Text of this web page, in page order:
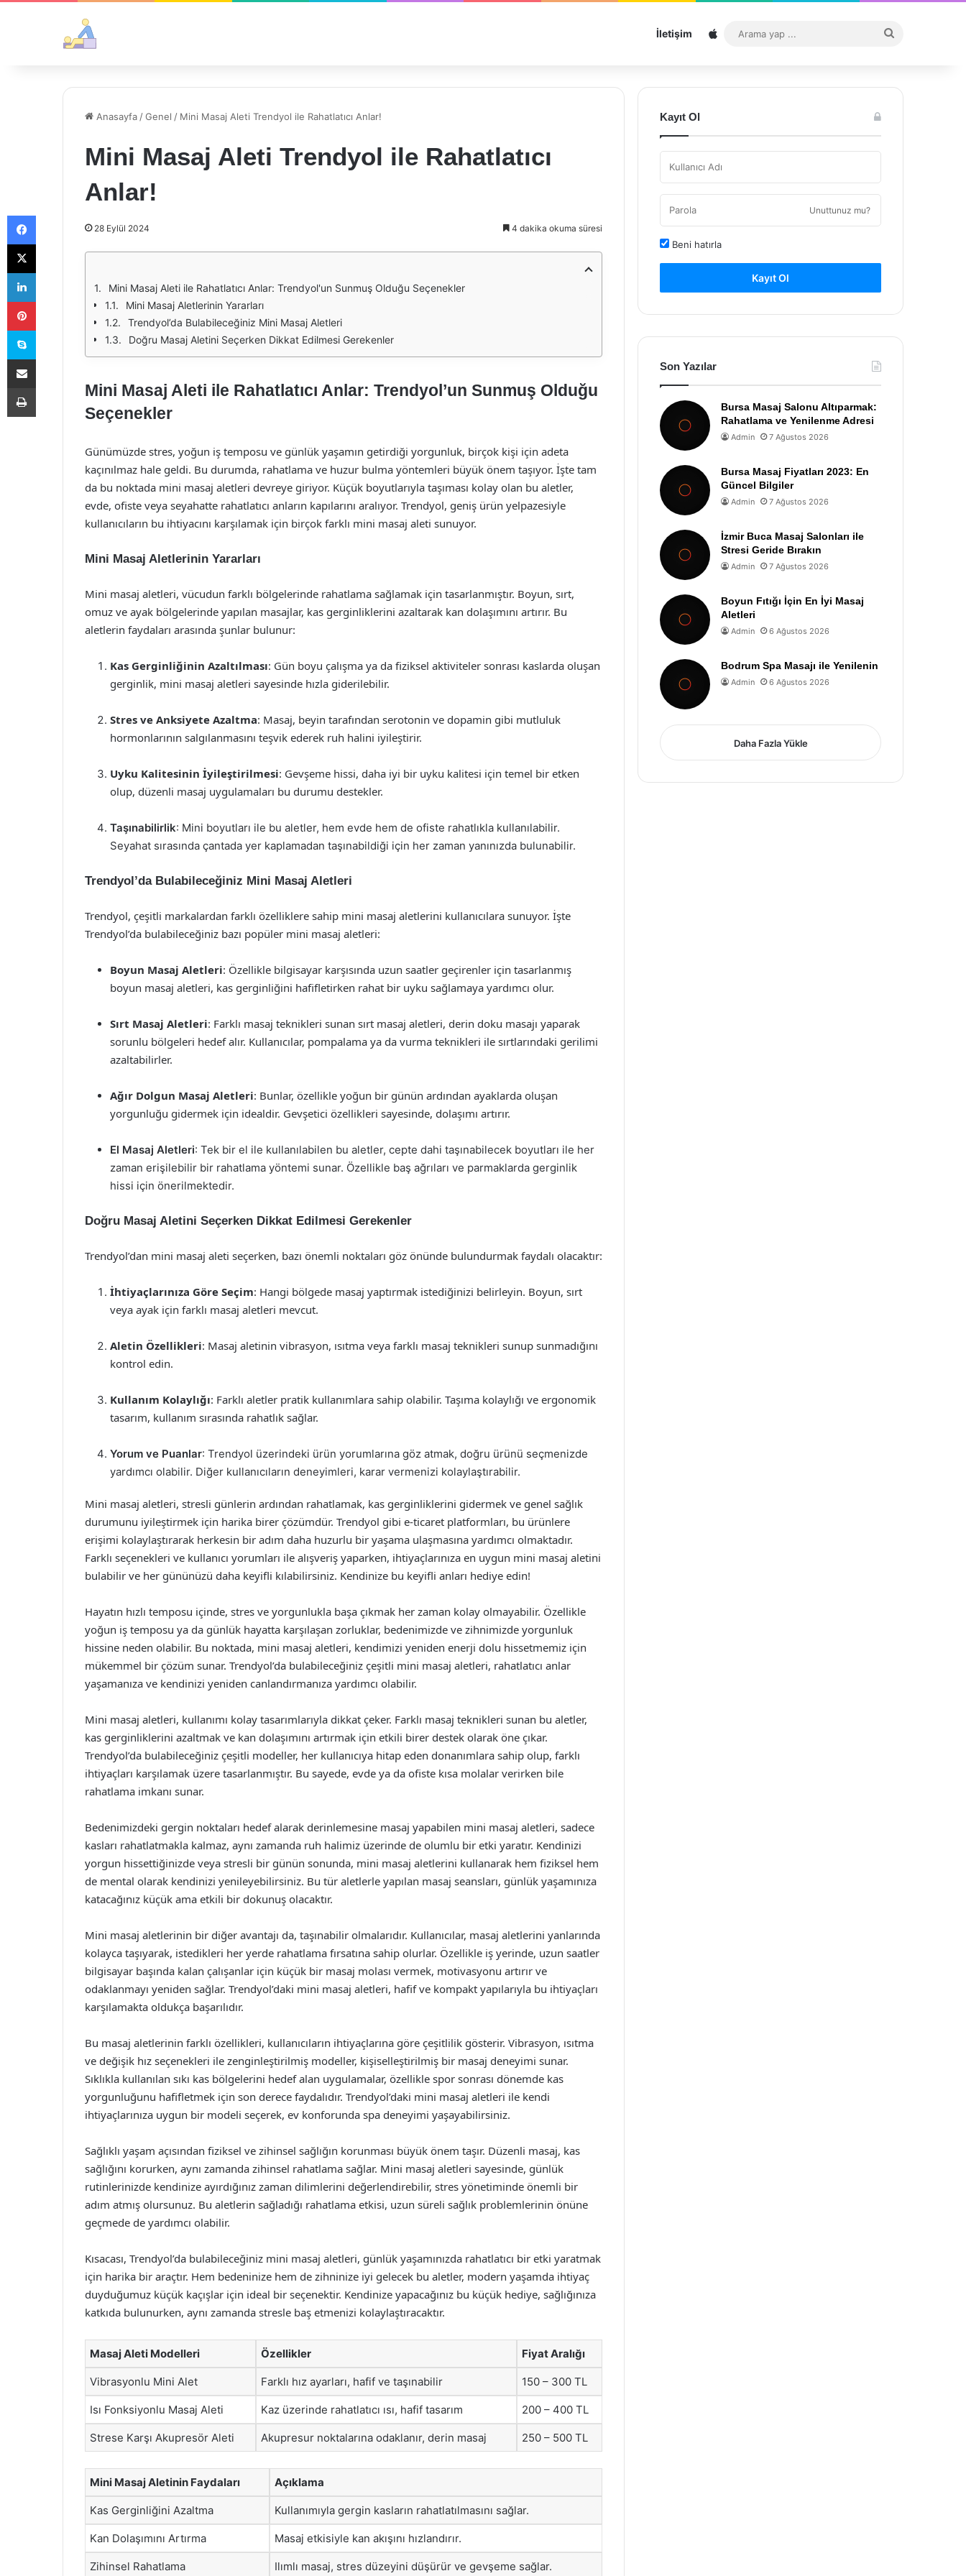
İletişim Sitemap
...
Anasayfa /Genel / Mini Masaj Aleti Trendyol ile Rahatlatıcı Anlar!
Mini Masaj Aleti Trendyol ile Rahatlatıcı
Anlar!
28 Eylül 2024 4 dakika okuma süresi
Mini Masaj Aleti ile Rahatlatıcı Anlar: Trendyol'un Sunmuş Olduğu Seçenekler
Mini Masaj Aletlerinin Yararları
Trendyol’da Bulabileceğiniz Mini Masaj Aletleri
Doğru Masaj Aletini Seçerken Dikkat Edilmesi Gerekenler
Mini Masaj Aleti ile Rahatlatıcı Anlar: Trendyol’un Sunmuş Olduğu
Seçenekler
Günümüzde stres, yoğun iş temposu ve günlük yaşamın getirdiği yorgunluk, birçok kişi için adeta
kaçınılmaz hale geldi. Bu durumda, rahatlama ve huzur bulma yöntemleri büyük önem taşıyor. İşte tam
da bu noktada mini masaj aletleri devreye giriyor. Küçük boyutlarıyla taşıması kolay olan bu aletler,
evde, ofiste veya seyahatte rahatlatıcı anların kapılarını aralıyor. Trendyol, geniş ürün yelpazesiyle
kullanıcıların bu ihtiyacını karşılamak için birçok farklı mini masaj aleti sunuyor.
Mini Masaj Aletlerinin Yararları
Mini masaj aletleri, vücudun farklı bölgelerinde rahatlama sağlamak için tasarlanmıştır. Boyun, sırt,
omuz ve ayak bölgelerinde yapılan masajlar, kas gerginliklerini azaltarak kan dolaşımını artırır. Bu
aletlerin faydaları arasında şunlar bulunur:
Kas Gerginliğinin Azaltılması: Gün boyu çalışma ya da fiziksel aktiviteler sonrası kaslarda oluşan
gerginlik, mini masaj aletleri sayesinde hızla giderilebilir.
Stres ve Anksiyete Azaltma: Masaj, beyin tarafından serotonin ve dopamin gibi mutluluk
hormonlarının salgılanmasını teşvik ederek ruh halini iyileştirir.
Uyku Kalitesinin İyileştirilmesi: Gevşeme hissi, daha iyi bir uyku kalitesi için temel bir etken
olup, düzenli masaj uygulamaları bu durumu destekler.
Taşınabilirlik: Mini boyutları ile bu aletler, hem evde hem de ofiste rahatlıkla kullanılabilir.
Seyahat sırasında çantada yer kaplamadan taşınabildiği için her zaman yanınızda bulunabilir.
Trendyol’da Bulabileceğiniz Mini Masaj Aletleri
Trendyol, çeşitli markalardan farklı özelliklere sahip mini masaj aletlerini kullanıcılara sunuyor. İşte
Trendyol’da bulabileceğiniz bazı popüler mini masaj aletleri:
Boyun Masaj Aletleri: Özellikle bilgisayar karşısında uzun saatler geçirenler için tasarlanmış
boyun masaj aletleri, kas gerginliğini hafifletirken rahat bir uyku sağlamaya yardımcı olur.
Sırt Masaj Aletleri: Farklı masaj teknikleri sunan sırt masaj aletleri, derin doku masajı yaparak
sorunlu bölgeleri hedef alır. Kullanıcılar, pompalama ya da vurma teknikleri ile sırtlarındaki gerilimi
azaltabilirler.
Ağır Dolgun Masaj Aletleri: Bunlar, özellikle yoğun bir günün ardından ayaklarda oluşan
yorgunluğu gidermek için idealdir. Gevşetici özellikleri sayesinde, dolaşımı artırır.
El Masaj Aletleri: Tek bir el ile kullanılabilen bu aletler, cepte dahi taşınabilecek boyutları ile her
zaman erişilebilir bir rahatlama yöntemi sunar. Özellikle baş ağrıları ve parmaklarda gerginlik
hissi için önerilmektedir.
Doğru Masaj Aletini Seçerken Dikkat Edilmesi Gerekenler
Trendyol’dan mini masaj aleti seçerken, bazı önemli noktaları göz önünde bulundurmak faydalı olacaktır:
İhtiyaçlarınıza Göre Seçim: Hangi bölgede masaj yaptırmak istediğinizi belirleyin. Boyun, sırt
veya ayak için farklı masaj aletleri mevcut.
Aletin Özellikleri: Masaj aletinin vibrasyon, ısıtma veya farklı masaj teknikleri sunup sunmadığını
kontrol edin.
Kullanım Kolaylığı: Farklı aletler pratik kullanımlara sahip olabilir. Taşıma kolaylığı ve ergonomik
tasarım, kullanım sırasında rahatlık sağlar.
Yorum ve Puanlar: Trendyol üzerindeki ürün yorumlarına göz atmak, doğru ürünü seçmenizde
yardımcı olabilir. Diğer kullanıcıların deneyimleri, karar vermenizi kolaylaştırabilir.
Mini masaj aletleri, stresli günlerin ardından rahatlamak, kas gerginliklerini gidermek ve genel sağlık
durumunu iyileştirmek için harika birer çözümdür. Trendyol gibi e-ticaret platformları, bu ürünlere
erişimi kolaylaştırarak herkesin bir adım daha huzurlu bir yaşama ulaşmasına yardımcı olmaktadır.
Farklı seçenekleri ve kullanıcı yorumları ile alışveriş yaparken, ihtiyaçlarınıza en uygun mini masaj aletini
bulabilir ve her gününüzü daha keyifli kılabilirsiniz. Kendinize bu keyifli anları hediye edin!
Hayatın hızlı temposu içinde, stres ve yorgunlukla başa çıkmak her zaman kolay olmayabilir. Özellikle
yoğun iş temposu ya da günlük hayatta karşılaşan zorluklar, bedenimizde ve zihnimizde yorgunluk
hissine neden olabilir. Bu noktada, mini masaj aletleri, kendimizi yeniden enerji dolu hissetmemiz için
mükemmel bir çözüm sunar. Trendyol’da bulabileceğiniz çeşitli mini masaj aletleri, rahatlatıcı anlar
yaşamanıza ve kendinizi yeniden canlandırmanıza yardımcı olabilir.
Mini masaj aletleri, kullanımı kolay tasarımlarıyla dikkat çeker. Farklı masaj teknikleri sunan bu aletler,
kas gerginliklerini azaltmak ve kan dolaşımını artırmak için etkili birer destek olarak öne çıkar.
Trendyol’da bulabileceğiniz çeşitli modeller, her kullanıcıya hitap eden donanımlara sahip olup, farklı
ihtiyaçları karşılamak üzere tasarlanmıştır. Bu sayede, evde ya da ofiste kısa molalar verirken bile
rahatlama imkanı sunar.
Bedenimizdeki gergin noktaları hedef alarak derinlemesine masaj yapabilen mini masaj aletleri, sadece
kasları rahatlatmakla kalmaz, aynı zamanda ruh halimiz üzerinde de olumlu bir etki yaratır. Kendinizi
yorgun hissettiğinizde veya stresli bir günün sonunda, mini masaj aletlerini kullanarak hem fiziksel hem
de mental olarak kendinizi yenileyebilirsiniz. Bu tür aletlerle yapılan masaj seansları, günlük yaşamınıza
katacağınız küçük ama etkili bir dokunuş olacaktır.
Mini masaj aletlerinin bir diğer avantajı da, taşınabilir olmalarıdır. Kullanıcılar, masaj aletlerini yanlarında
kolayca taşıyarak, istedikleri her yerde rahatlama fırsatına sahip olurlar. Özellikle iş yerinde, uzun saatler
bilgisayar başında kalan çalışanlar için küçük bir masaj molası vermek, motivasyonu artırır ve
odaklanmayı yeniden sağlar. Trendyol’daki mini masaj aletleri, hafif ve kompakt yapılarıyla bu ihtiyaçları
karşılamakta oldukça başarılıdır.
Bu masaj aletlerinin farklı özellikleri, kullanıcıların ihtiyaçlarına göre çeşitlilik gösterir. Vibrasyon, ısıtma
ve değişik hız seçenekleri ile zenginleştirilmiş modeller, kişiselleştirilmiş bir masaj deneyimi sunar.
Sıklıkla kullanılan sıkı kas bölgelerini hedef alan uygulamalar, özellikle spor sonrası dönemde kas
yorgunluğunu hafifletmek için son derece faydalıdır. Trendyol’daki mini masaj aletleri ile kendi
ihtiyaçlarınıza uygun bir modeli seçerek, ev konforunda spa deneyimi yaşayabilirsiniz.
Sağlıklı yaşam açısından fiziksel ve zihinsel sağlığın korunması büyük önem taşır. Düzenli masaj, kas
sağlığını korurken, aynı zamanda zihinsel rahatlama sağlar. Mini masaj aletleri sayesinde, günlük
rutinlerinizde kendinize ayırdığınız zaman dilimlerini değerlendirebilir, stres yönetiminde önemli bir
adım atmış olursunuz. Bu aletlerin sağladığı rahatlama etkisi, uzun süreli sağlık problemlerinin önüne
geçmede de yardımcı olabilir.
Kısacası, Trendyol’da bulabileceğiniz mini masaj aletleri, günlük yaşamınızda rahatlatıcı bir etki yaratmak
için harika bir araçtır. Hem bedeninize hem de zihninize iyi gelecek bu aletler, modern yaşamda ihtiyaç
duyduğumuz küçük kaçışlar için ideal bir seçenektir. Kendinize yapacağınız bu küçük hediye, sağlığınıza
katkıda bulunurken, aynı zamanda stresle baş etmenizi kolaylaştıracaktır.
Masaj Aleti Modelleri Özellikler Fiyat Aralığı
Vibrasyonlu Mini Alet Farklı hız ayarları, hafif ve taşınabilir 150 – 300 TL
Isı Fonksiyonlu Masaj Aleti Kaz üzerinde rahatlatıcı ısı, hafif tasarım 200 – 400 TL
Strese Karşı Akupresör Aleti Akupresur noktalarına odaklanır, derin masaj 250 – 500 TL
Mini Masaj Aletinin Faydaları Açıklama
Kas Gerginliğini Azaltma Kullanımıyla gergin kasların rahatlatılmasını sağlar.
Kan Dolaşımını Artırma Masaj etkisiyle kan akışını hızlandırır.
Zihinsel Rahatlama Ilımlı masaj, stres düzeyini düşürür ve gevşeme sağlar.
Kayıt Ol
Unuttunuz mu?
Beni hatırla
Kayıt Ol
Son Yazılar
Bursa Masaj Salonu Altıparmak:
Rahatlama ve Yenilenme Adresi
Admin 7 Ağustos 2026
Bursa Masaj Fiyatları 2023: En
Güncel Bilgiler
Admin 7 Ağustos 2026
İzmir Buca Masaj Salonları ile
Stresi Geride Bırakın
Admin 7 Ağustos 2026
Boyun Fıtığı İçin En İyi Masaj
Aletleri
Admin 6 Ağustos 2026
Bodrum Spa Masajı ile Yenilenin
Admin 6 Ağustos 2026
Daha Fazla Yükle
Facebook
X
LinkedIn
Pinterest
Skype
E-Posta ile paylaş